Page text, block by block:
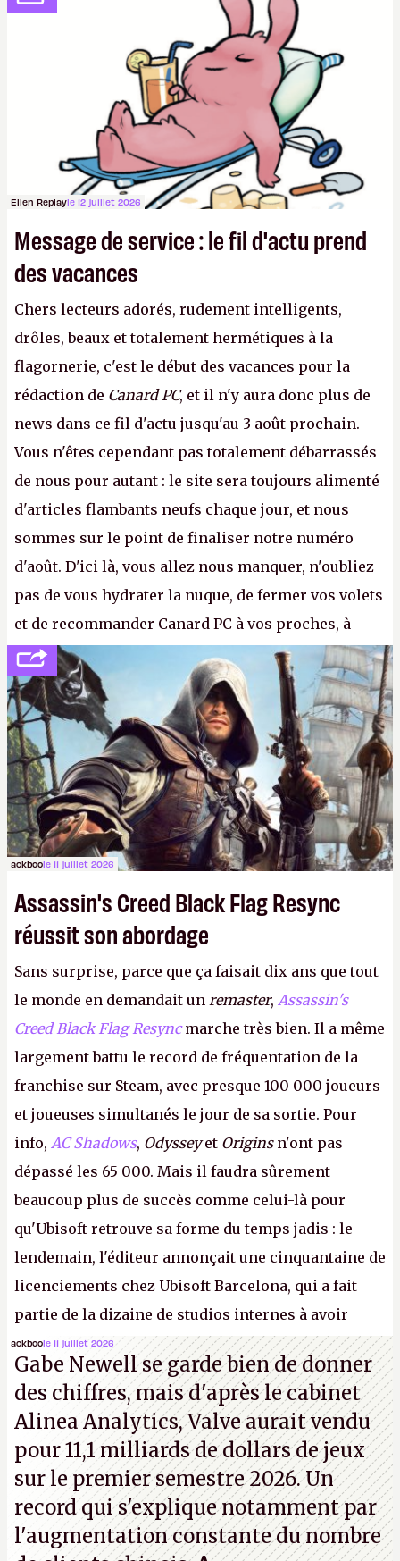
sur le déblocage du jeu en Russie et l'explosion des
joueurs majeurs (+32 %). L'avenir appartient donc
aux adultes, qui ne sont jamais que des enfants
avec du pouvoir d'achat.P.
Ellen Replayle 12 juillet 2026
Message de service : le fil d'actu prend
des vacances
Chers lecteurs adorés, rudement intelligents,
drôles, beaux et totalement hermétiques à la
flagornerie, c'est le début des vacances pour la
rédaction de Canard PC, et il n'y aura donc plus de
news dans ce fil d'actu jusqu'au 3 août prochain.
Vous n'êtes cependant pas totalement débarrassés
de nous pour autant : le site sera toujours alimenté
d'articles flambants neufs chaque jour, et nous
sommes sur le point de finaliser notre numéro
d'août. D'ici là, vous allez nous manquer, n'oubliez
pas de vous hydrater la nuque, de fermer vos volets
et de recommander Canard PC à vos proches, à
votre famille et aux inconnus que vous croisez
dans la rue. Bon été à tous ! –ER.
ackboole 11 juillet 2026
Assassin's Creed Black Flag Resync
réussit son abordage
Sans surprise, parce que ça faisait dix ans que tout
le monde en demandait un remaster, Assassin's
Creed Black Flag Resyncmarche très bien. Il a même
largement battu le record de fréquentation de la
franchise sur Steam, avec presque 100 000 joueurs
et joueuses simultanés le jour de sa sortie. Pour
info, AC Shadows, Odysseyet Originsn'ont pas
dépassé les 65 000. Mais il faudra sûrement
beaucoup plus de succès comme celui-là pour
qu'Ubisoft retrouve sa forme du temps jadis : le
lendemain, l'éditeur annonçait une cinquantaine de
licenciements chez Ubisoft Barcelona, qui a fait
partie de la dizaine de studios internes à avoir
travaillé sur cetAssassin's Creedsous la direction
d'Ubisoft Singapour.A.
ackboole 11 juillet 2026
Gabe Newell se garde bien de donner
des chiffres, mais d'après le cabinet
Alinea Analytics, Valve aurait vendu
pour 11,1 milliards de dollars de jeux
sur le premier semestre 2026. Un
record qui s'explique notamment par
l'augmentation constante du nombre